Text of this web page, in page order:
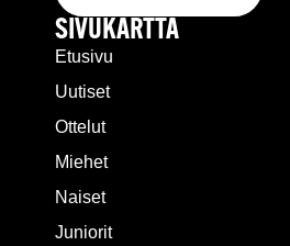
SIVUKARTTA
Etusivu
Uutiset
Ottelut
Miehet
Naiset
Juniorit